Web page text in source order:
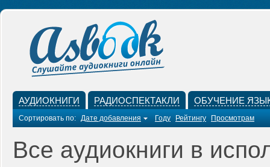
АУДИОКНИГИ РАДИОСПЕКТАКЛИ ОБУЧЕНИЕ
Сортировать по: Дате добавления Году Рейтингу Просмотрам
Все аудиокниги в